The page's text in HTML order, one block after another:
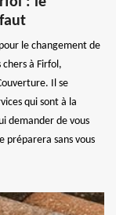
le changement de
à Firfol,
Il se
qui sont à la
demander de vous
préparera sans vous